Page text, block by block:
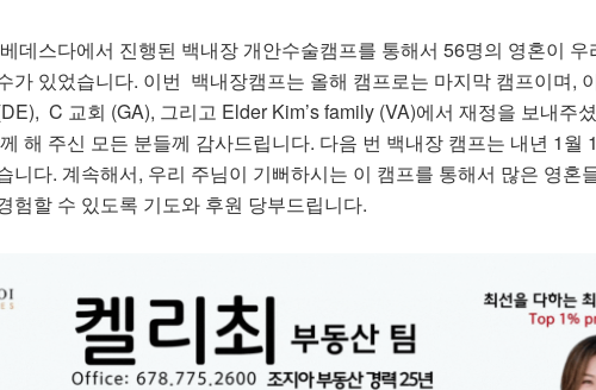
베데스다에서 진행된 백내장 개안수술캠프를 통해서 56명의 영혼이 우
가 있었습니다. 이번 백내장캠프는 올해 캠프로는 마지막 캠프이며,
C 교회 (GA), 그리고 Elder Kim’s family (VA)에서 재정을 보내주
해 주신 모든 분들께 감사드립니다. 다음 번 백내장 캠프는 내년 1월
니다. 계속해서, 우리 주님이 기뻐하시는 이 캠프를 통해서 많은 영혼
험할 수 있도록 기도와 후원 당부드립니다.